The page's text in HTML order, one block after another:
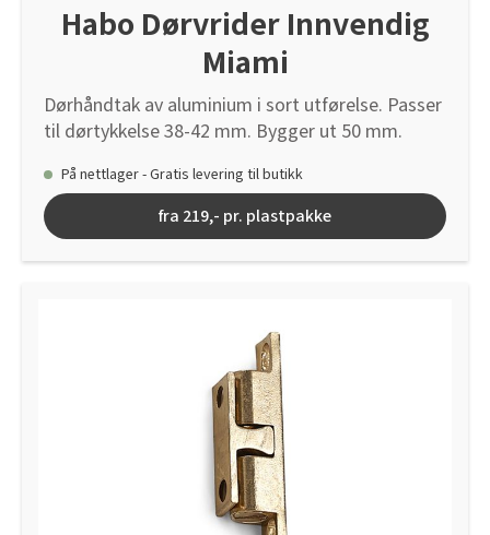
Habo Dørvrider Innvendig
Miami
Dørhåndtak av aluminium i sort utførelse. Passer
til dørtykkelse 38-42 mm. Bygger ut 50 mm.
På nettlager - Gratis levering til butikk
fra 219,- pr. plastpakke